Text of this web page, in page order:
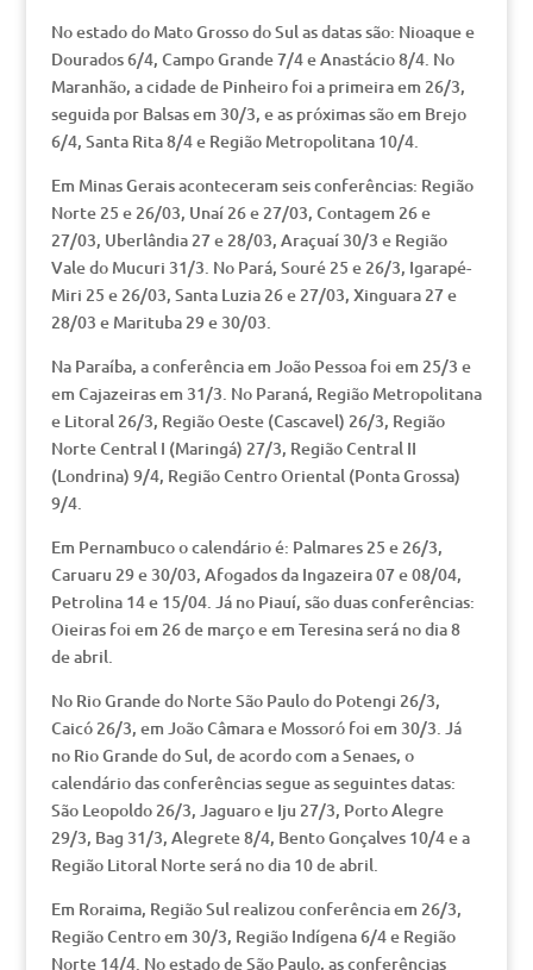
No estado do Mato Grosso do Sul as datas são: Nioaque e
Dourados 6/4, Campo Grande 7/4 e Anastácio 8/4. No
Maranhão, a cidade de Pinheiro foi a primeira em 26/3,
seguida por Balsas em 30/3, e as próximas são em Brejo
6/4, Santa Rita 8/4 e Região Metropolitana 10/4.
Em Minas Gerais aconteceram seis conferências: Região
Norte 25 e 26/03, Unaí 26 e 27/03, Contagem 26 e
27/03, Uberlândia 27 e 28/03, Araçuaí 30/3 e Região
Vale do Mucuri 31/3. No Pará, Souré 25 e 26/3, Igarapé-
Miri 25 e 26/03, Santa Luzia 26 e 27/03, Xinguara 27 e
28/03 e Marituba 29 e 30/03.
Na Paraíba, a conferência em João Pessoa foi em 25/3 e
em Cajazeiras em 31/3. No Paraná, Região Metropolitana
e Litoral 26/3, Região Oeste (Cascavel) 26/3, Região
Norte Central I (Maringá) 27/3, Região Central II
(Londrina) 9/4, Região Centro Oriental (Ponta Grossa)
9/4.
Em Pernambuco o calendário é: Palmares 25 e 26/3,
Caruaru 29 e 30/03, Afogados da Ingazeira 07 e 08/04,
Petrolina 14 e 15/04. Já no Piauí, são duas conferências:
Oieiras foi em 26 de março e em Teresina será no dia 8
de abril.
No Rio Grande do Norte São Paulo do Potengi 26/3,
Caicó 26/3, em João Câmara e Mossoró foi em 30/3. Já
no Rio Grande do Sul, de acordo com a Senaes, o
calendário das conferências segue as seguintes datas:
São Leopoldo 26/3, Jaguaro e Iju 27/3, Porto Alegre
29/3, Bag 31/3, Alegrete 8/4, Bento Gonçalves 10/4 e a
Região Litoral Norte será no dia 10 de abril.
Em Roraima, Região Sul realizou conferência em 26/3,
Região Centro em 30/3, Região Indígena 6/4 e Região
Norte 14/4. No estado de São Paulo, as conferências